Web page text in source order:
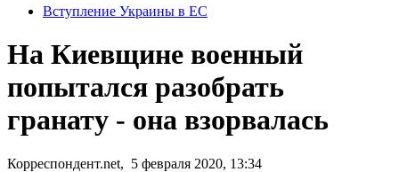
Вступление Украины в ЕС
На Киевщине военный
попытался разобрать
гранату - она взорвалась
Корреспондент.net, 5 февраля 2020, 13:34